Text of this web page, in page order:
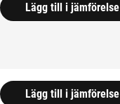
Lägg till i jämförelse
Lägg till i jämförelse